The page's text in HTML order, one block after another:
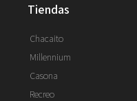
tiendas
Chacaito
Millennium
Casona
Recreo